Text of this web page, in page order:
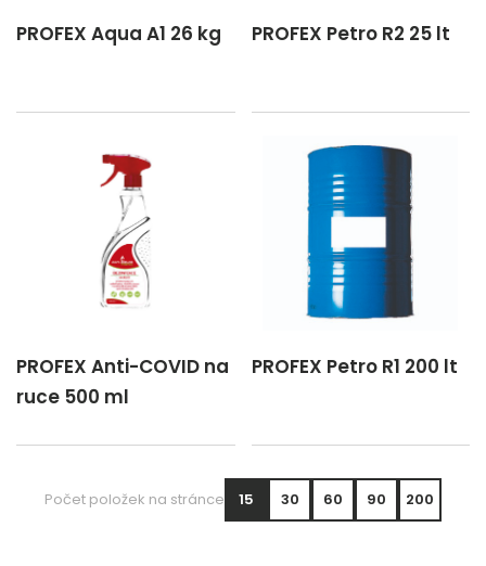
PROFEX Aqua A1 26 kg PROFEX Petro R2 25 lt
PROFEX Anti-COVID na
ruce 500 ml
PROFEX Petro R1 200 lt
Počet položek na stránce 15 30 60 90 200